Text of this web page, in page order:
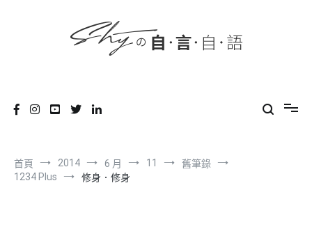
首頁 2014 6 月 11
舊筆錄
1234 Plus
修身．修身